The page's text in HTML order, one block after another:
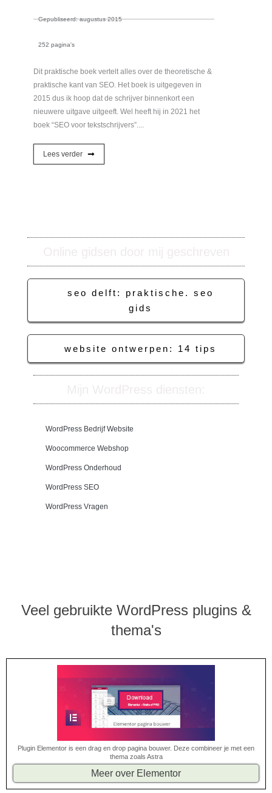
Gepubliseerd: augustus 2015
252 pagina's
Dit praktische boek vertelt alles over de theoretische &
praktische kant van SEO. Het boek is uitgegeven in
2015 dus ik hoop dat de schrijver binnenkort een
nieuwere uitgave uitgeeft. Wel heeft hij in 2021 het
boek “SEO voor tekstschrijvers”....
Lees verder
seo delft: praktische. seo
gids
website ontwerpen: 14 tips
WordPress Bedrijf Website
Woocommerce Webshop
WordPress Onderhoud
WordPress SEO
WordPress Vragen
Veel gebruikte WordPress plugins &
thema's
Plugin Elementor is een drag en drop pagina bouwer. Deze combineer je met een
thema zoals Astra
Meer over Elementor